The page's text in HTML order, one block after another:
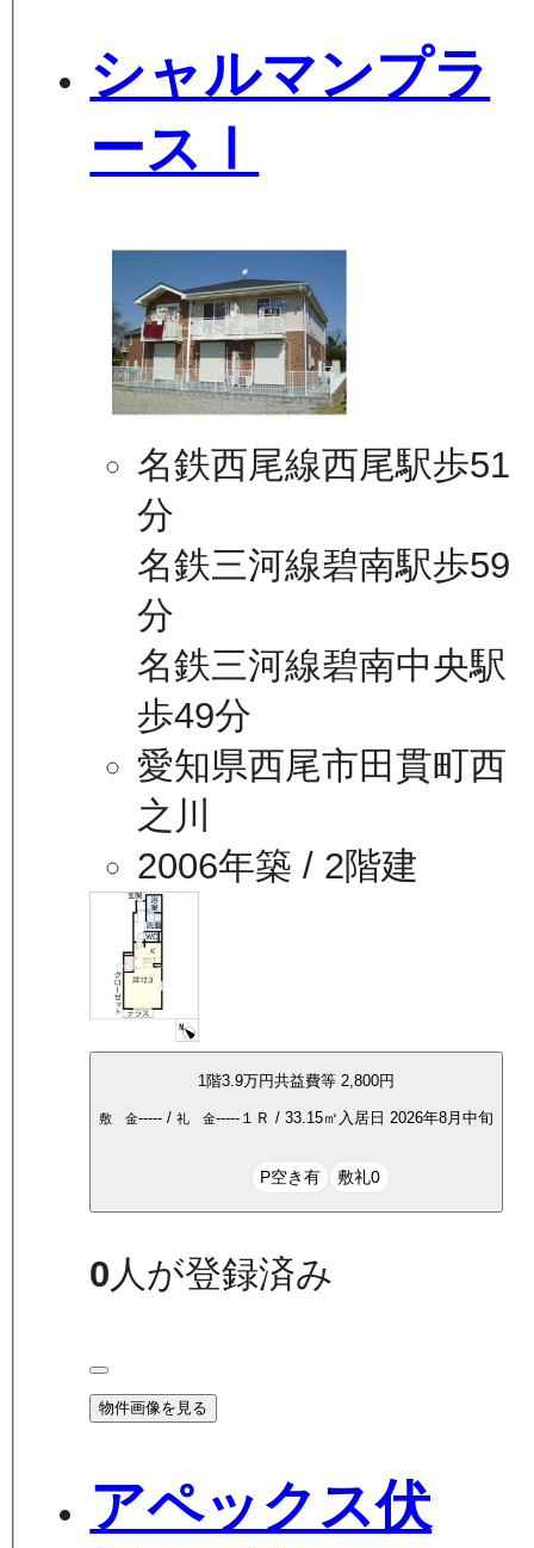
シャルマンプラ
ースⅠ
名鉄西尾線西尾駅歩51
分
名鉄三河線碧南駅歩59
分
名鉄三河線碧南中央駅
歩49分
愛知県西尾市田貫町西
之川
2006年築 / 2階建
1階3.9万円共益費等2,800円
敷 金----- /礼 金----- １Ｒ /33.15㎡ 入居日2026年8月中旬
P空き有 敷礼0
0 人が登録済み
物件画像を見る
アペックス伏